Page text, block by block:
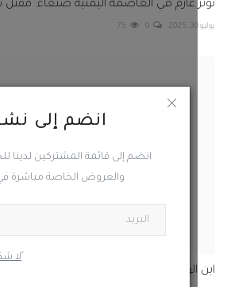
انضم إلى نشرتنا
انضم إلى قائمة المشتركين لدينا للحصول
والعروض الخاصة مباشرة في
ًلا شكرا
عارم في العاصمة اليمنية صنعاء: مقتل شيخ
0
75
يوجه الشركات النفطية بإيداع الضرائب